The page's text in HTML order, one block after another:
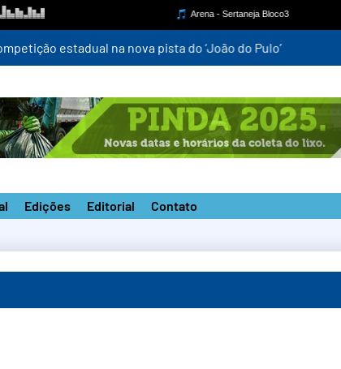
estadual na nova pista do ‘João do Pulo’
Edições Editorial Contato